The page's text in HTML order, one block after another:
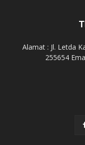
Alamat : Jl. Letda
255654